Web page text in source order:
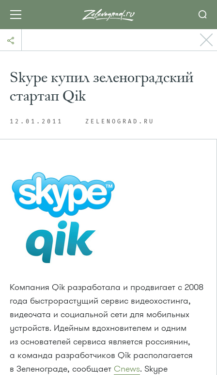
Skype купил зеленоградский
стартап Qik
12.01.2011 ZELENOGRAD.RU
Компания Qik разработала и продвигает с 2008
года быстрорастущий сервис видеохостинга,
видеочата и социальной сети для мобильных
устройств. Идейным вдохновителем и одним
из основателей сервиса является россиянин,
а команда разработчиков Qik располагается
в Зеленограде, сообщает Cnews. Skype